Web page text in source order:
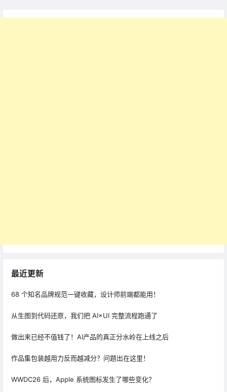
最近更新
68 个知名品牌规范一键收藏，设计师前端都能用！
从生图到代码还原，我们把 AI×UI 完整流程跑通了
做出来已经不值钱了！AI产品的真正分水岭在上线之后
作品集包装越用力反而越减分？问题出在这里！
WWDC26 后，Apple 系统图标发生了哪些变化？